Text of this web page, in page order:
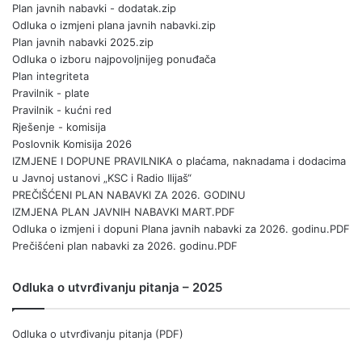
Plan javnih nabavki - dodatak.zip
Odluka o izmjeni plana javnih nabavki.zip
Plan javnih nabavki 2025.zip
Odluka o izboru najpovoljnijeg ponuđača
Plan integriteta
Pravilnik - plate
Pravilnik - kućni red
Rješenje - komisija
Poslovnik Komisija 2026
IZMJENE I DOPUNE PRAVILNIKA o plaćama, naknadama i dodacima
u Javnoj ustanovi „KSC i Radio Ilijaš“
PREČIŠĆENI PLAN NABAVKI ZA 2026. GODINU
IZMJENA PLAN JAVNIH NABAVKI MART.PDF
Odluka o izmjeni i dopuni Plana javnih nabavki za 2026. godinu.PDF
Prečišćeni plan nabavki za 2026. godinu.PDF
Odluka o utvrđivanju pitanja – 2025
Odluka o utvrđivanju pitanja (PDF)